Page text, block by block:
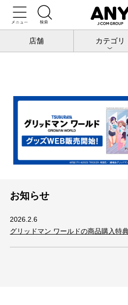
店舗 カテゴリ
トップ グリッドマンワールドトップ
お知らせ
2026.2.6
グリッドマン ワールドの商品購入特